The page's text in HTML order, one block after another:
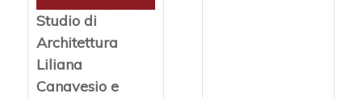
Studio di
Architettura
Liliana
Canavesio e